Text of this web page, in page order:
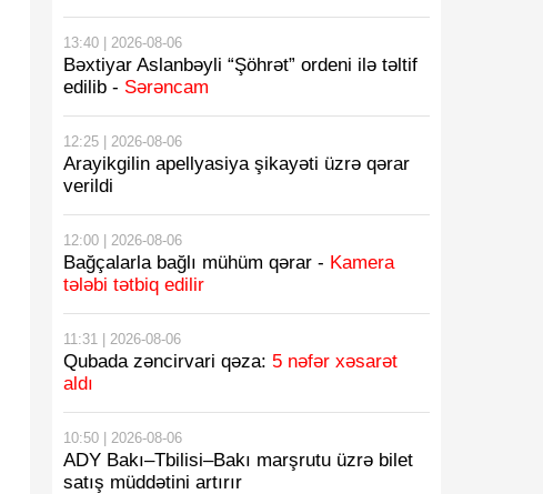
13:40 | 2026-08-06
Bəxtiyar Aslanbəyli “Şöhrət” ordeni ilə təltif
edilib - Sərəncam
12:25 | 2026-08-06
Arayikgilin apellyasiya şikayəti üzrə qərar
verildi
12:00 | 2026-08-06
Bağçalarla bağlı mühüm qərar - Kamera
tələbi tətbiq edilir
11:31 | 2026-08-06
Qubada zəncirvari qəza: 5 nəfər xəsarət
aldı
10:50 | 2026-08-06
ADY Bakı–Tbilisi–Bakı marşrutu üzrə bilet
satış müddətini artırır